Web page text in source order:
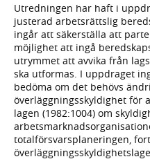
Utredningen har haft i
justerad arbetsrättslig
ingår att säkerställa att
möjlighet att ingå
utrymmet att avvika från
ska utformas. I uppdraget
bedöma om det behövs
överläggningsskyldighet för
lagen (1982:1004) om
totalförsvarsplaneringen,